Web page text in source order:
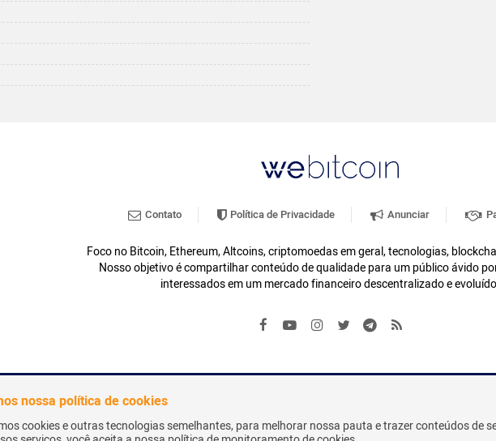
Contato Política de Privacidade Anunciar
Foco no Bitcoin, Ethereum, Altcoins, criptomoedas em geral, tecnologias,
Nosso objetivo é compartilhar conteúdo de qualidade para um público ávido
interessados em um mercado financeiro descentralizado e
Reservados
nossa política de cookies
cookies e outras tecnologias semelhantes, para melhorar nossa pauta e trazer conteúdos de